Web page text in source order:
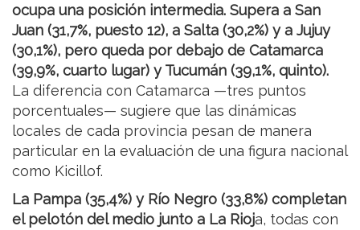
ocupa una posición intermedia. Supera a San
Juan (31,7%, puesto 12), a Salta (30,2%) y a Jujuy
(30,1%), pero queda por debajo de Catamarca
(39,9%, cuarto lugar) y Tucumán (39,1%, quinto).
La diferencia con Catamarca —tres puntos
porcentuales— sugiere que las dinámicas
locales de cada provincia pesan de manera
particular en la evaluación de una figura nacional
como Kicillof.
La Pampa (35,4%) y Río Negro (33,8%) completan
el pelotón del medio junto a La Rioja, todas con